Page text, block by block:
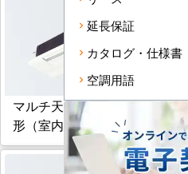
マルチ天井カセット1方向
形（室内機のみ）
延長保証
カタログ・仕様書
空調用語